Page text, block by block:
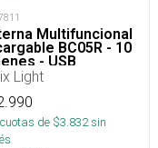
Multifuncional
BC05R - 10
- USB
Light
cuotas de $3.832sin